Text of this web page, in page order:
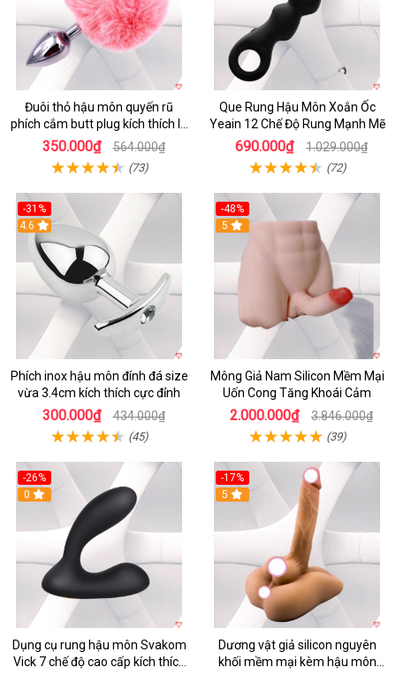
Đuôi thỏ hậu môn quyến rũ
phích cắm butt plug kích thích lỗ
nhị
350.000₫ 564.000₫
(73)
Que Rung Hậu Môn Xoắn Ốc
Yeain 12 Chế Độ Rung Mạnh Mẽ
690.000₫ 1.029.000₫
(72)
-31%
4.6
Phích inox hậu môn đính đá size
vừa 3.4cm kích thích cực đỉnh
300.000₫ 434.000₫
(45)
-48%
5
Mông Giả Nam Silicon Mềm Mại
Uốn Cong Tăng Khoái Cảm
2.000.000₫ 3.846.000₫
(39)
-26%
0
Dụng cụ rung hậu môn Svakom
Vick 7 chế độ cao cấp kích thích
-17%
5
Dương vật giả silicon nguyên
khối mềm mại kèm hậu môn